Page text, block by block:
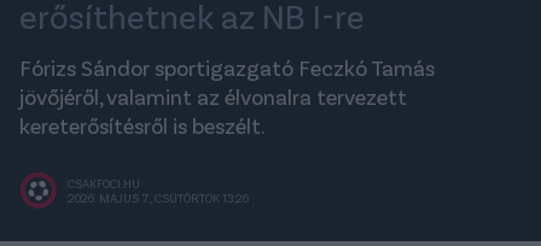
erősíthetnek az NB I-re
Fórizs Sándor sportigazgató Feczkó Tamás
jövőjéről, valamint az élvonalra tervezett
kereterősítésről is beszélt.
CSAKFOCI.HU
2026. MÁJUS 7., CSÜTÖRTÖK 13:26